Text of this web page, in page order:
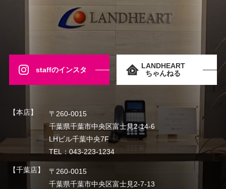
staffのインスタ
LANDHEART
ちゃんねる
【本店】
〒260-0015
千葉県千葉市中央区富士見2-14-6
LHビル千葉中央7F
TEL：043-223-1234
【千葉店】
〒260-0015
千葉県千葉市中央区富士見2-7-13